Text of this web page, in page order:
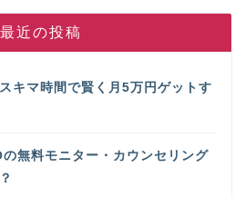
最近の投稿
キマ時間で賢く月5万円ゲットす
無料モニター・カウンセリング